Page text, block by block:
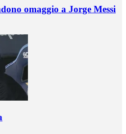
omaggio a Jorge Messi